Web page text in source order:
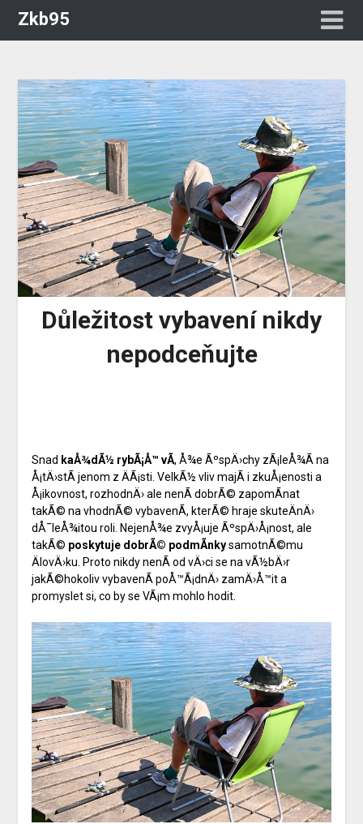
Zkb95
Důležitost vybavení nikdy
nepodceňujte
Snad kaÅ¾dÃ½ rybÃ¡Å™ vÃ­, Å¾e ÃºspÄ›chy zÃ¡leÅ¾Ã­ na
Å¡tÄ›stÃ­ jenom z ÄÃ¡sti. VelkÃ½ vliv majÃ­ i zkuÅ¡enosti a
Å¡ikovnost, rozhodnÄ› ale nenÃ­ dobrÃ© zapomÃ­nat
takÃ© na vhodnÃ© vybavenÃ­, kterÃ© hraje skuteÄnÄ›
dÅ¯leÅ¾itou roli. NejenÅ¾e zvyÅ¡uje ÃºspÄ›Å¡nost, ale
takÃ© poskytuje dobrÃ© podmÃ­nkysamotnÃ©mu
ÄlovÄ›ku. Proto nikdy nenÃ­ od vÄ›ci se na vÃ½bÄ›r
jakÃ©hokoliv vybavenÃ­ poÅ™Ã¡dnÄ› zamÄ›Å™it a
promyslet si, co by se VÃ¡m mohlo hodit.